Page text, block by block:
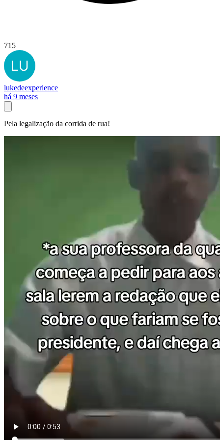
715
lukedeexperience
há 9 meses
Pela legalização da corrida de rua!